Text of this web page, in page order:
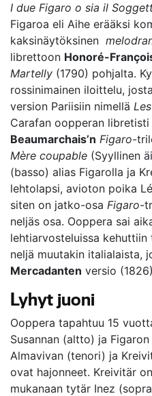
I due Figaro o sia il
Figaroa eli Aihe erääksi
kaksinäytöksinen
librettoon Honoré-
Martelly (1790) pohjalta.
rossinimainen iloittelu,
version Pariisiin nimellä
Carafan oopperan libretisti
Beaumarchais’n Figaro-
Mère coupable (Syyllinen
(basso) alias Figarolla ja
lehtolapsi, avioton poika
siten on jatko-osa Figaro-
neljäs osa. Ooppera sai
lehtiarvosteluissa
neljä muutakin italialaista,
Mercadanten versio
Lyhyt juoni
Ooppera tapahtuu 15
Susannan (altto) ja
Almavivan (tenori) ja
ovat hajonneet. Kreivitär
mukanaan tytär Inez